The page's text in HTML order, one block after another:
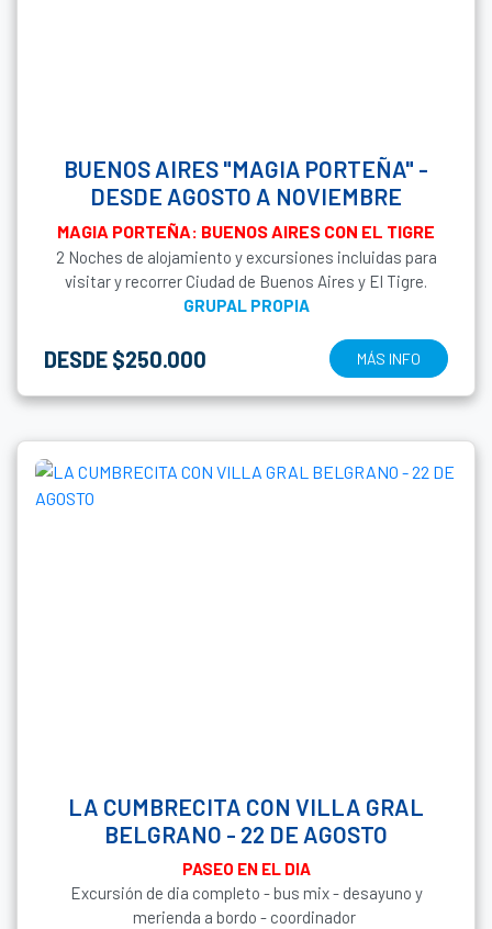
BUENOS AIRES "MAGIA PORTEÑA" -
DESDE AGOSTO A NOVIEMBRE
MAGIA PORTEÑA: BUENOS AIRES CON EL TIGRE
2 Noches de alojamiento y excursiones incluidas para
visitar y recorrer Ciudad de Buenos Aires y El Tigre.
GRUPAL PROPIA
DESDE $250.000 MÁS INFO
LA CUMBRECITA CON VILLA GRAL
BELGRANO - 22 DE AGOSTO
PASEO EN EL DIA
Excursión de dia completo - bus mix - desayuno y
merienda a bordo - coordinador